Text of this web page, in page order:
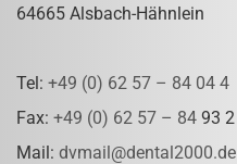
64665 Alsbach-Hähnlein
Tel: +49 (0) 62 57 – 84 04 4
Fax: +49 (0) 62 57 – 84 93 2
Mail: dvmail@dental2000.de